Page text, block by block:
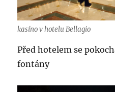
kasíno v hotelu Bellagio
Před hotelem se
fontány